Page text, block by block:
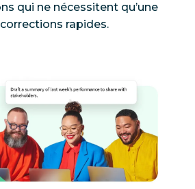
qui ne nécessitent qu’une
rapides.